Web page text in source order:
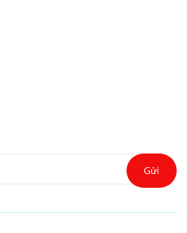
Gửi